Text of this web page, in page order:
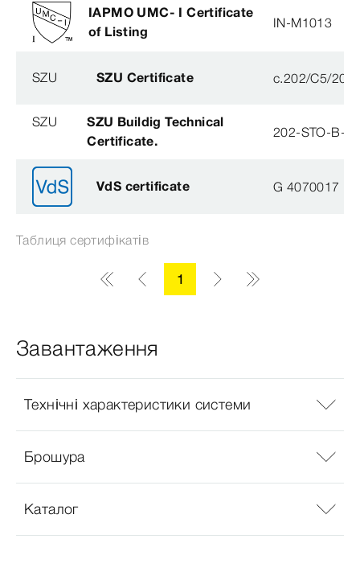
IAPMO UMC- I Certificate
of Listing
IN-M1013
SZU SZU Certificate c.202/C5/
SZU
SZU Buildig Technical
Certificate.
202-STO-B-
VdS certificate G 4070017
Таблиця сертифікатів
1
Завантаження
Технічні характеристики системи
Брошура
Каталог